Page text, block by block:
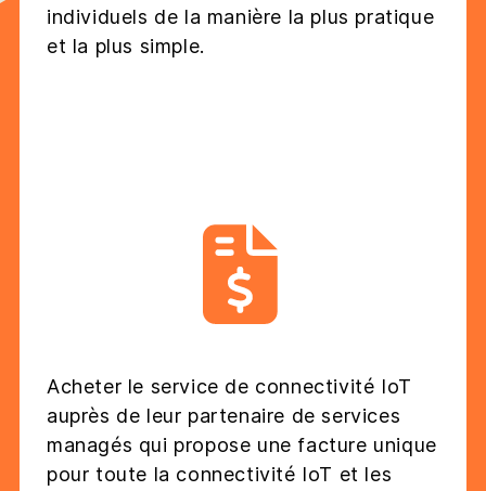
individuels de la manière la plus pratique
et la plus simple.
Acheter le service de connectivité IoT
auprès de leur partenaire de services
managés qui propose une facture unique
pour toute la connectivité IoT et les